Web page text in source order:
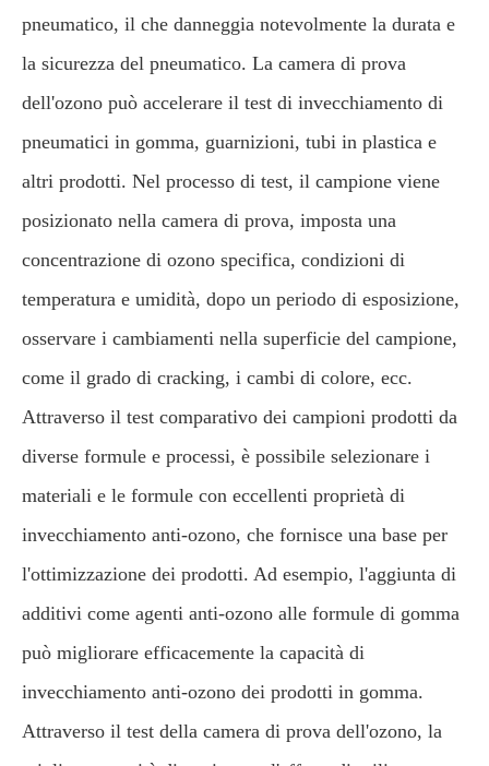
pneumatico, il che danneggia notevolmente la durata e
la sicurezza del pneumatico. La camera di prova
dell'ozono può accelerare il test di invecchiamento di
pneumatici in gomma, guarnizioni, tubi in plastica e
altri prodotti. Nel processo di test, il campione viene
posizionato nella camera di prova, imposta una
concentrazione di ozono specifica, condizioni di
temperatura e umidità, dopo un periodo di esposizione,
osservare i cambiamenti nella superficie del campione,
come il grado di cracking, i cambi di colore, ecc.
Attraverso il test comparativo dei campioni prodotti da
diverse formule e processi, è possibile selezionare i
materiali e le formule con eccellenti proprietà di
invecchiamento anti-ozono, che fornisce una base per
l'ottimizzazione dei prodotti. Ad esempio, l'aggiunta di
additivi come agenti anti-ozono alle formule di gomma
può migliorare efficacemente la capacità di
invecchiamento anti-ozono dei prodotti in gomma.
Attraverso il test della camera di prova dell'ozono, la